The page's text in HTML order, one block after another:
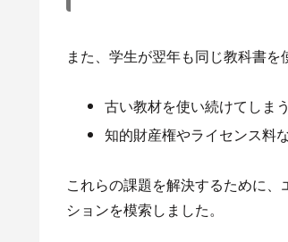
また、学生が翌年も同じ教科書を
古い教材を使い続けてしまう
知的財産権やライセンス料
これらの課題を解決するために
ションを模索しました。